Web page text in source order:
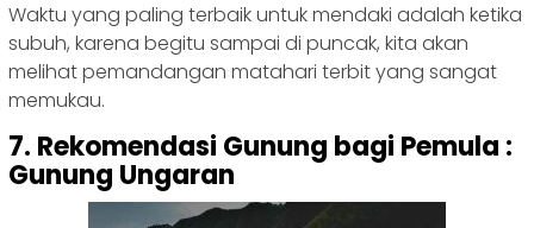
Waktu yang paling terbaik untuk mendaki adalah ketika
subuh, karena begitu sampai di puncak, kita akan
melihat pemandangan matahari terbit yang sangat
memukau.
7. Rekomendasi Gunung bagi Pemula :
Gunung Ungaran